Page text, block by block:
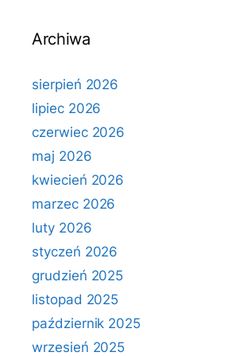
Archiwa
sierpień 2026
lipiec 2026
czerwiec 2026
maj 2026
kwiecień 2026
marzec 2026
luty 2026
styczeń 2026
grudzień 2025
listopad 2025
październik 2025
wrzesień 2025